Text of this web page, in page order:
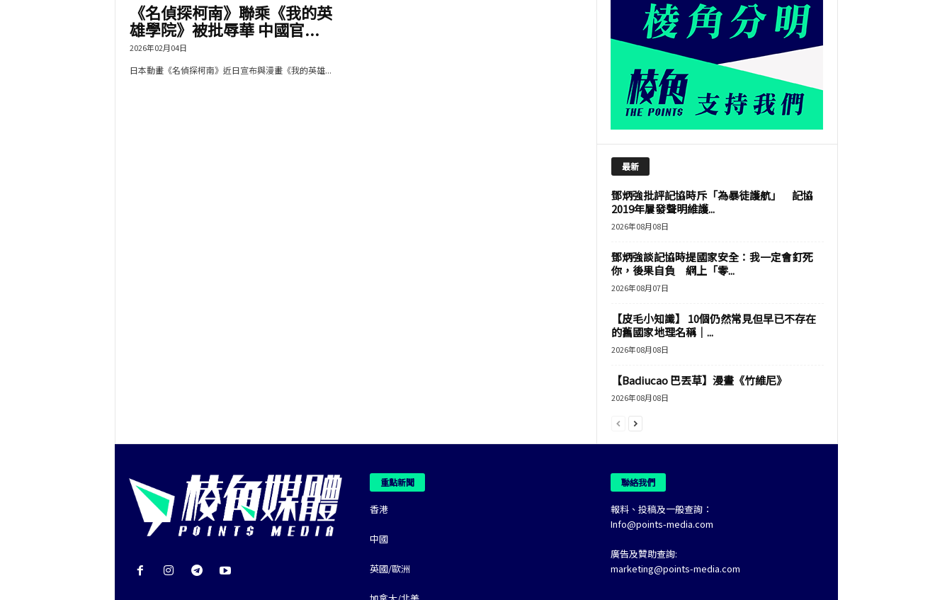
《名偵探柯南》聯乘《我的英
雄學院》被批辱華 中國官...
2026年02月04日
日本動畫《名偵探柯南》近日宣布與漫畫《我的英雄...
最新
鄧炳強批評記協時斥「為暴徒護航」 記協
2019年屢發聲明維護...
2026年08月08日
鄧炳強談記協時提國家安全：我一定會釘死
你，後果自負 網上「零...
2026年08月07日
【皮毛小知識】 10個仍然常見但早已不存在
的舊國家地理名稱｜...
2026年08月08日
【Badiucao 巴丟草】漫畫《竹維尼》
2026年08月08日
重點新聞
香港
中國
英國/歐洲
聯絡我們
報料、投稿及一般查詢：
Info@points-media.com
廣告及贊助查詢:
marketing@points-media.com